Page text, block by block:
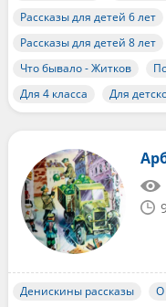
Рассказы для детей 6 лет
Рассказы для детей 8 лет
Что бывало - Житков
Для 4 класса
Для
Денискины рассказы О